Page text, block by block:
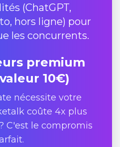
(ChatGPT,
hors ligne) pour
les concurrents.
premium
10€)
nécessite votre
coûte 4x plus
C'est le compromis